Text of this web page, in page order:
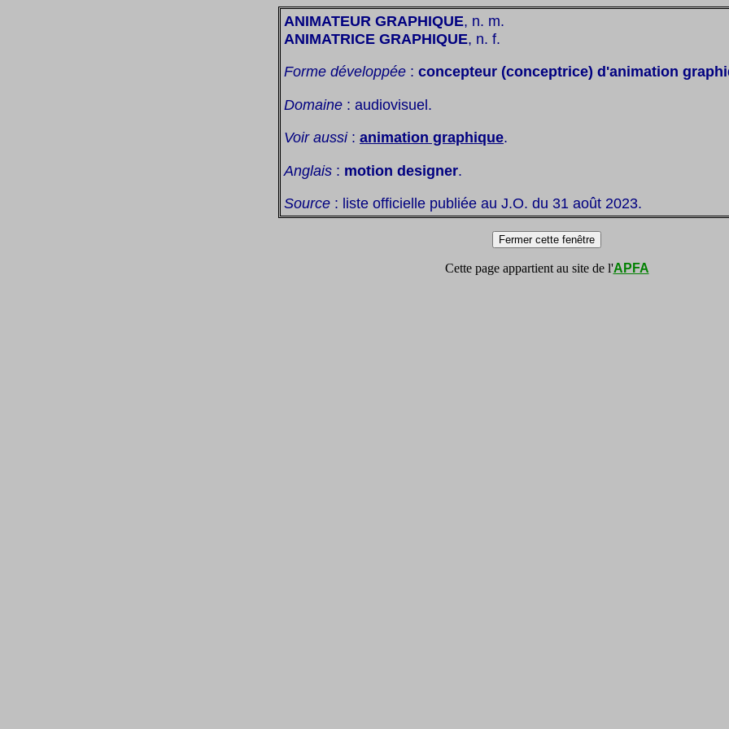
ANIMATEUR GRAPHIQUE, n. m.
ANIMATRICE GRAPHIQUE, n. f.
Forme développée : concepteur (conceptrice) d'animation
Domaine : audiovisuel.
Voir aussi: animation graphique.
Anglais : motion designer.
Source : liste officielle publiée au J.O. du 31 août 2023.
Cette page appartient au site de l'APFA